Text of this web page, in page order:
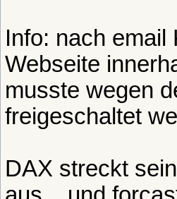
Info: nach email
Webseite
musste wegen
freigeschaltet
DAX streckt